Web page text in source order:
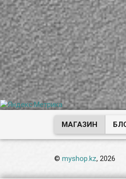
МАГАЗИН
©myshop.kz, 2026